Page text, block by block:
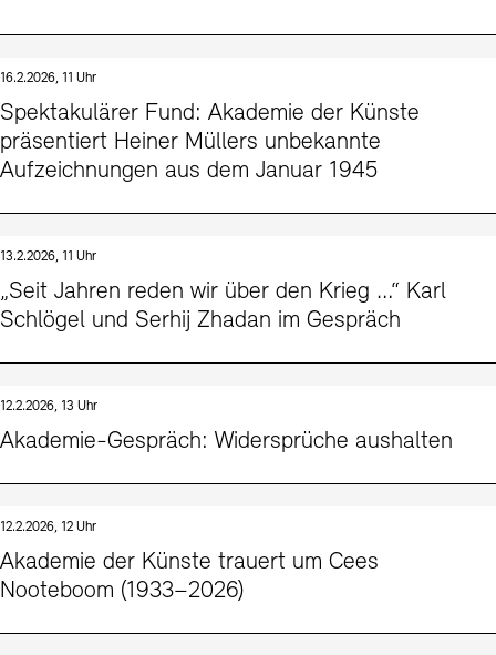
16.2.2026, 11 Uhr
Spektakulärer Fund: Akademie der Künste
präsentiert Heiner Müllers unbekannte
Aufzeichnungen aus dem Januar 1945
13.2.2026, 11 Uhr
„Seit Jahren reden wir über den Krieg …“ Karl
Schlögel und Serhij Zhadan im Gespräch
12.2.2026, 13 Uhr
Akademie-Gespräch: Widersprüche aushalten
12.2.2026, 12 Uhr
Akademie der Künste trauert um Cees
Nooteboom (1933–2026)